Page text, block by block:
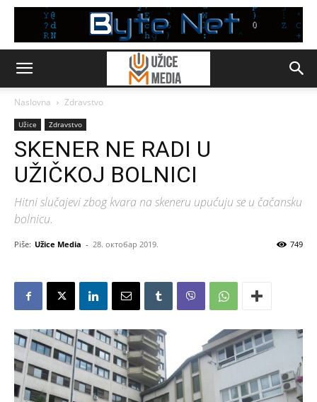
Naslovna Zdravstvo
Užice Zdravstvo
SKENER NE RADI U
UŽIČKOJ BOLNICI
Hitni slučajevi zbog kvara na skeneru upućuju se u čačansku
bolnicu.
Piše: Užice Media - 28. октобар 2019. 749